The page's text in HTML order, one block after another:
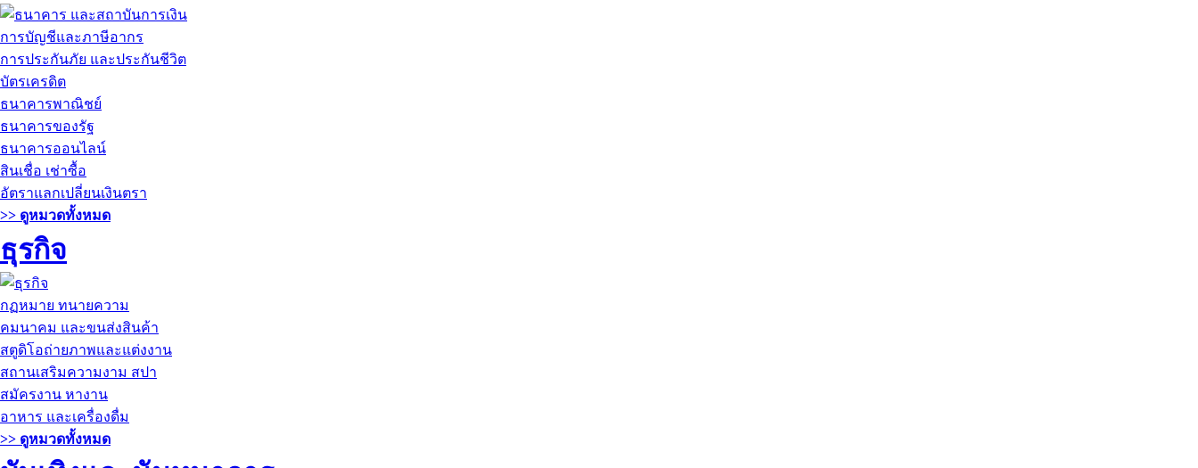
การบัญชีและภาษีอากร
การประกันภัย และประกันชีวิต
บัตรเครดิต
ธนาคารพาณิชย์
ธนาคารของรัฐ
ธนาคารออนไลน์
สินเชื่อ เช่าซื้อ
อัตราแลกเปลี่ยนเงินตรา
>> ดูหมวดทั้งหมด
ธุรกิจ
กฏหมาย ทนายความ
คมนาคม และขนส่งสินค้า
สตูดิโอถ่ายภาพและแต่งงาน
สถานเสริมความงาม สปา
สมัครงาน หางาน
อาหาร และเครื่องดื่ม
>> ดูหมวดทั้งหมด